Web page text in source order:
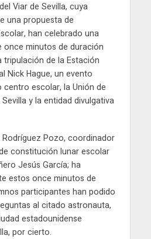
Viar de Sevilla, cuya
una propuesta de
han celebrado una
minutos de duración
de la Estación
Nick Hague, un evento
escolar, la Unión de
y la entidad divulgativa
Pozo, coordinador
constitución lunar escolar
Jesús García; ha
estos once minutos de
participantes han podido
al citado astronauta,
estadounidense
por cierto.